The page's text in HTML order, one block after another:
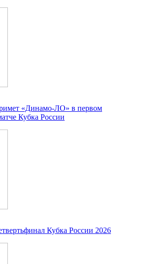
«Динамо-ЛО» в первом
Кубка России
Кубка России 2026